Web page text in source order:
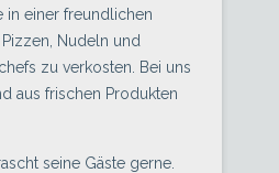
in einer freundlichen
Nudeln und
zu verkosten. Bei uns
aus frischen Produkten
seine Gäste gerne.